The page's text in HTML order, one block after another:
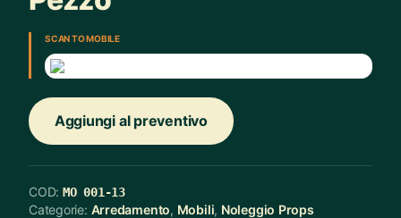
SCAN TO MOBILE
Aggiungi al preventivo
COD: MO 001-13
Categorie: Arredamento, Mobili, Noleggio Props